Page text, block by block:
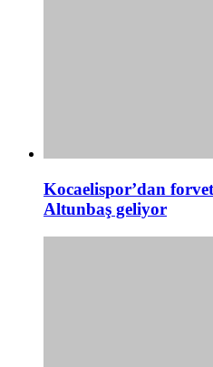
Kocaelispor’dan
Altunbaş geliyor